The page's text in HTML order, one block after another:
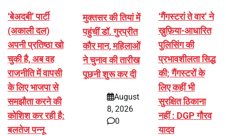
‘बेअदबी’ पार्टी
(अकाली दल)
अपनी प्रतिष्ठा खो
चुकी है, अब वह
राजनीति में वापसी
के लिए भाजपा से
समझौता करने की
कोशिश कर रही है:
बलतेज पन्नू
मुक्तसर की तियां में
पहुंचीं डॉ. गुरप्रीत
कौर मान, महिलाओं
ने चुनाव की तारीख
पूछनी शुरू कर दी
August
8, 2026
0
‘गैंगस्टरां ते वार’ ने
ख़ुफ़िया-आधारित
पुलिसिंग की
प्रभावशीलता सिद्ध
की; गैंगस्टरों के
लिए कहीं भी
सुरक्षित ठिकाना
नहीं : DGP गौरव
यादव